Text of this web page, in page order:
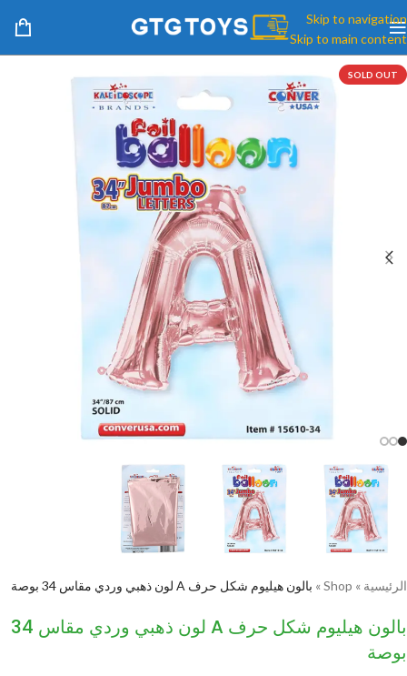
Skip to navigation
Skip to main content
SOLD OUT
الرئيسية »
Shop
» بالون هيليوم شكل حرف A لون ذهبي وردي مقاس 34 بوصة
بالون هيليوم شكل حرف A لون ذهبي وردي مقاس 34
بوصة